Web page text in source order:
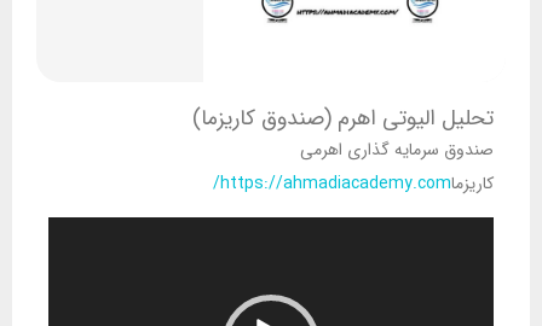
تحلیل الیوتی اهرم (صندوق کاریزما)
صندوق سرمایه گذاری اهرمی
کاریزماhttps://ahmadiacademy.com/